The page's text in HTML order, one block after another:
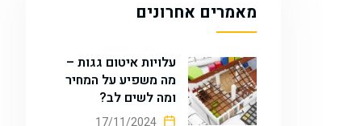
מאמרים אחרונים
עלויות איטום גגות –
מה משפיע על המחיר
ומה לשים לב?